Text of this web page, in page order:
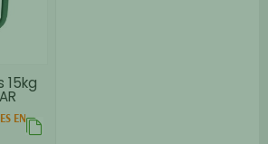
15kg
EN